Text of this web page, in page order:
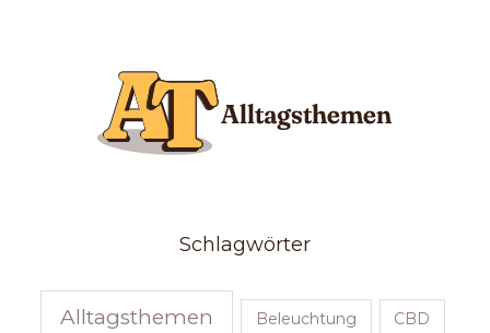
Schlagwörter
Alltagsthemen Beleuchtung CBD